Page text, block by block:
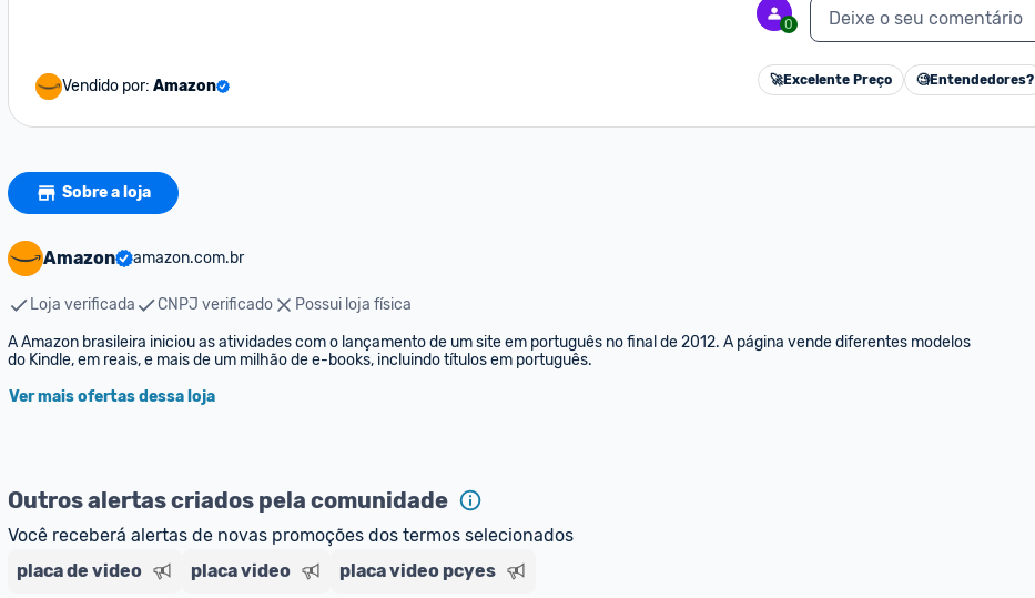
Vendido por: Amazon
0 Deixe o seu comentário
🚀Excelente Preço 🧐Entendedores?
Sobre a loja
Amazon amazon.com.br
Loja verificada CNPJ verificado
Possui loja física
A Amazon brasileira iniciou as atividades com o lançamento de um site em português no final de 2012. A página vende diferentes modelos
do Kindle, em reais, e mais de um milhão de e-books, incluindo títulos em português.
Ver mais ofertas dessa loja
Outros alertas criados pela comunidade
Você receberá alertas de novas promoções dos termos selecionados
placa de video
placa video placa video pcyes